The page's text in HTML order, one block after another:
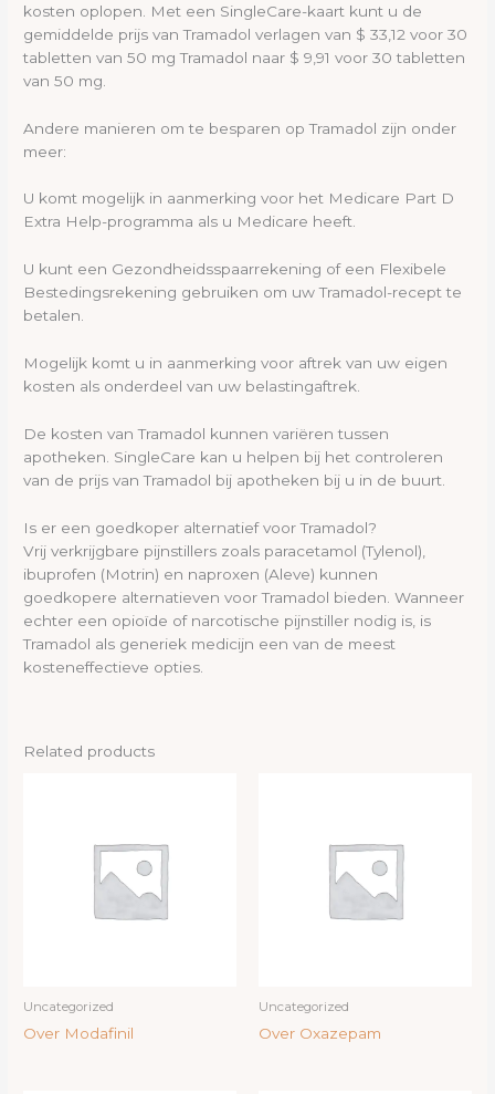
kosten oplopen. Met een SingleCare-kaart kunt u de
gemiddelde prijs van Tramadol verlagen van $ 33,12 voor 30
tabletten van 50 mg Tramadol naar $ 9,91 voor 30 tabletten
van 50 mg.
Andere manieren om te besparen op Tramadol zijn onder
meer:
U komt mogelijk in aanmerking voor het Medicare Part D
Extra Help-programma als u Medicare heeft.
U kunt een Gezondheidsspaarrekening of een Flexibele
Bestedingsrekening gebruiken om uw Tramadol-recept te
betalen.
Mogelijk komt u in aanmerking voor aftrek van uw eigen
kosten als onderdeel van uw belastingaftrek.
De kosten van Tramadol kunnen variëren tussen
apotheken. SingleCare kan u helpen bij het controleren
van de prijs van Tramadol bij apotheken bij u in de buurt.
Is er een goedkoper alternatief voor Tramadol?
Vrij verkrijgbare pijnstillers zoals paracetamol (Tylenol),
ibuprofen (Motrin) en naproxen (Aleve) kunnen
goedkopere alternatieven voor Tramadol bieden. Wanneer
echter een opioïde of narcotische pijnstiller nodig is, is
Tramadol als generiek medicijn een van de meest
kosteneffectieve opties.
Related products
Uncategorized
Over Modafinil
Uncategorized
Over Oxazepam